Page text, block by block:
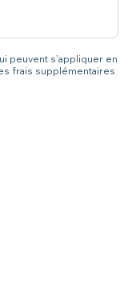
peuvent s’appliquer en
frais supplémentaires